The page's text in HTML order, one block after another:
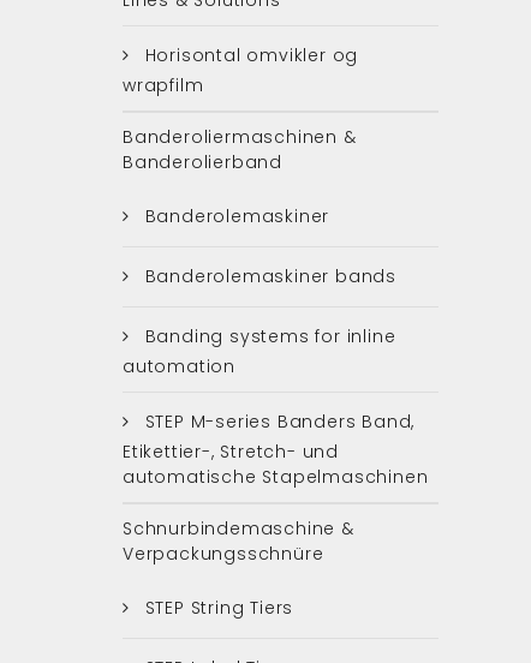
Horisontal omvikler og
wrapfilm
Banderoliermaschinen &
Banderolierband
Banderolemaskiner
Banderolemaskiner bands
Banding systems for inline
automation
STEP M-series Banders Band,
Etikettier-, Stretch- und
automatische Stapelmaschinen
Schnurbindemaschine &
Verpackungsschnüre
STEP String Tiers